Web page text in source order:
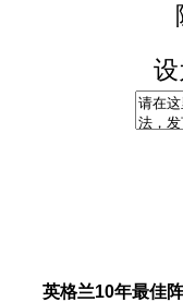
英格兰10年最佳